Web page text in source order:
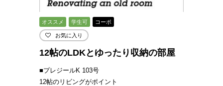
オススメ 学生可 コーポ
お気に入り
12帖のLDKとゆったり収納の部屋
■プレジールK 103号
12帖のリビングがポイント